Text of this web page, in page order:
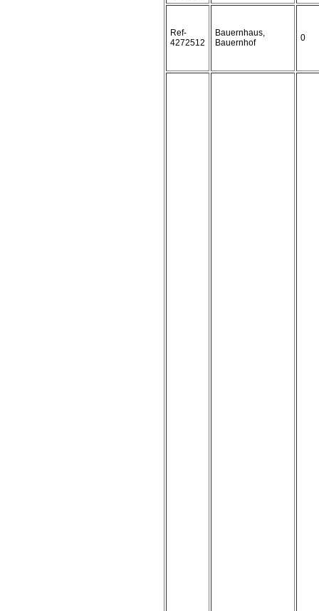
Ref-
4272512
Bauernhaus,
Bauernhof
0